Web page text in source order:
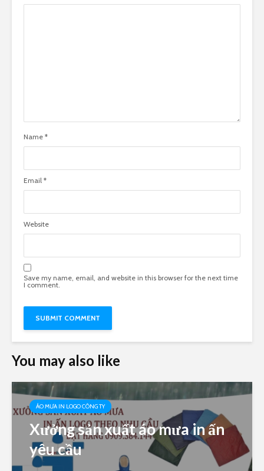
Name *
Email *
Website
Save my name, email, and website in this browser for the next time
I comment.
You may also like
ÁO MƯA IN LOGO CÔNG TY
Xưởng sản xuất áo mưa in ấn
yêu cầu